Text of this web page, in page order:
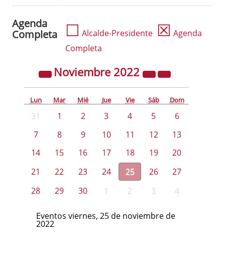
Agenda
Completa
☐ Alcalde-Presidente ☒ Agenda
Completa
Noviembre 2022
Lun Mar Mié Jue Vie Sáb Dom
31 1 2 3 4 5
6
7
8 9 10 11 12
13
14
15 16 17 18 19
20
21
22 23 24 25 26
27
28
29 30 1 2 3 4
Eventos viernes, 25 de noviembre de
2022